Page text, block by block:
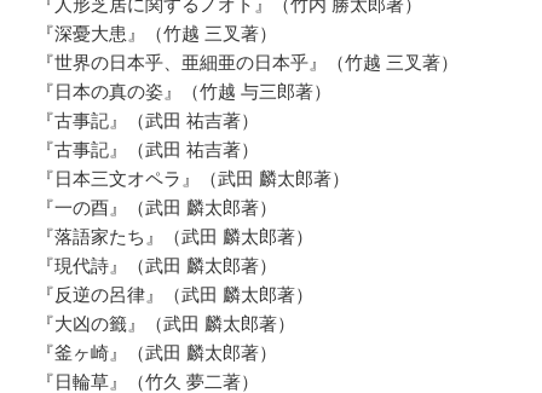
『人形芝居に関するノオト』（竹内 勝太郎著）
『深憂大患』（竹越 三叉著）
『世界の日本乎、亜細亜の日本乎』（竹越 三叉著）
『日本の真の姿』（竹越 与三郎著）
『古事記』（武田 祐吉著）
『古事記』（武田 祐吉著）
『日本三文オペラ』（武田 麟太郎著）
『一の酉』（武田 麟太郎著）
『落語家たち』（武田 麟太郎著）
『現代詩』（武田 麟太郎著）
『反逆の呂律』（武田 麟太郎著）
『大凶の籤』（武田 麟太郎著）
『釜ヶ崎』（武田 麟太郎著）
『日輪草』（竹久 夢二著）